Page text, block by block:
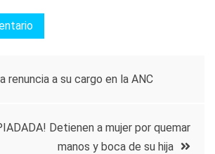
renuncia a su cargo en la ANC
Detienen a mujer por quemar
manos y boca de su hija